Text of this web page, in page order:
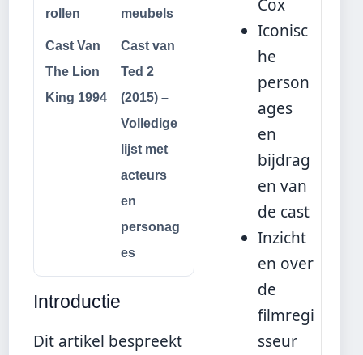
rollen
meubels
Cast Van
The Lion
King 1994
Cast van
Ted 2
(2015) –
Volledige
lijst met
acteurs
en
personag
es
Introductie
Dit artikel bespreekt
Cox
Iconisc
he
person
ages
en
bijdrag
en van
de cast
Inzicht
en over
de
filmregi
sseur